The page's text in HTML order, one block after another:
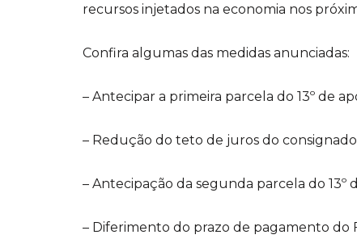
recursos injetados na economia nos
Confira algumas das medidas anunciadas:
– Antecipar a primeira parcela do 13º de
– Redução do teto de juros do
– Antecipação da segunda parcela do 13º
– Diferimento do prazo de pagamento do